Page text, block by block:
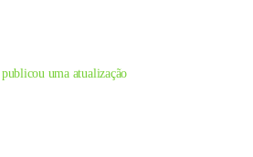
publicou uma atualização